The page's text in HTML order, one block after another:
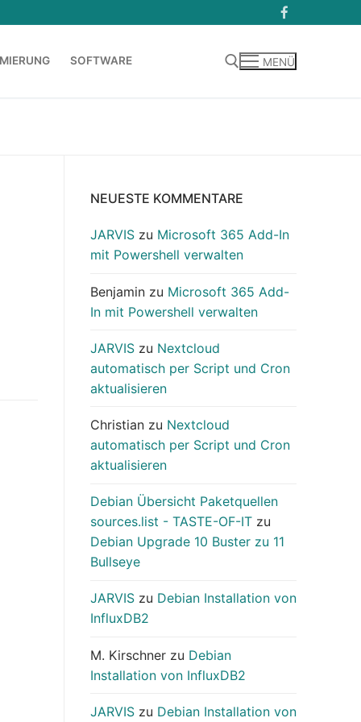
SOFTWARE MENÜ
NEUESTE KOMMENTARE
JARVIS zu Microsoft 365 Add-In
mit Powershell verwalten
Benjamin zu Microsoft 365 Add-
In mit Powershell verwalten
JARVIS zu Nextcloud
automatisch per Script und Cron
aktualisieren
Christian zu Nextcloud
automatisch per Script und Cron
aktualisieren
Debian Übersicht Paketquellen
sources.list - TASTE-OF-IT zu
Debian Upgrade 10 Buster zu 11
Bullseye
JARVIS zu Debian Installation von
InfluxDB2
M. Kirschner zu Debian
Installation von InfluxDB2
JARVIS zu Debian Installation von